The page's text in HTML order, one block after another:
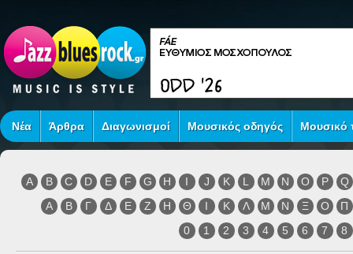
Νέα Άρθρα Διαγωνισμοί Μουσικός οδηγός Μουσικό
A B C D E F G H I J K L M N O P
Q
Α
Β Γ Δ Ε Ζ Η Θ Ι Κ Λ Μ Ν Ξ Ο
Π
0
1 2 3 4 5 6 7 8